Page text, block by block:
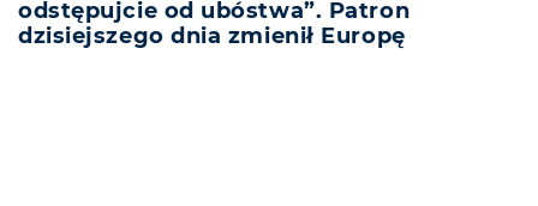
odstępujcie od ubóstwa”. Patron
dzisiejszego dnia zmienił Europę